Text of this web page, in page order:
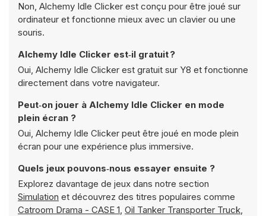
Non, Alchemy Idle Clicker est conçu pour être joué sur
ordinateur et fonctionne mieux avec un clavier ou une
souris.
Alchemy Idle Clicker est‑il gratuit ?
Oui, Alchemy Idle Clicker est gratuit sur Y8 et fonctionne
directement dans votre navigateur.
Peut‑on jouer à Alchemy Idle Clicker en mode
plein écran ?
Oui, Alchemy Idle Clicker peut être joué en mode plein
écran pour une expérience plus immersive.
Quels jeux pouvons‑nous essayer ensuite ?
Explorez davantage de jeux dans notre section
Simulation et découvrez des titres populaires comme
Catroom Drama - CASE 1, Oil Tanker Transporter Truck,